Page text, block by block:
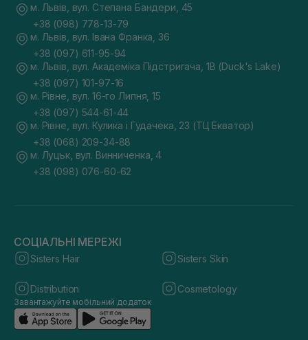
м. Львів, вул. Степана Бандери, 45
+38 (098) 778-13-79
м. Львів, вул. Івана Франка, 36
+38 (097) 611-95-94
м. Львів, вул. Академіка Підстригача, 1В (Duck's Lake)
+38 (097) 101-97-16
м. Рівне, вул. 16-го Липня, 15
+38 (097) 544-61-44
м. Рівне, вул. Кулика і Гудачека, 23 (ТЦ Екватор)
+38 (068) 209-34-88
м. Луцьк, вул. Винниченка, 4
+38 (098) 076-60-62
СОЦІАЛЬНІ МЕРЕЖІ
Sisters Hair Sisters Skin
Distribution Cosmetology
Завантажуйте мобільний додаток